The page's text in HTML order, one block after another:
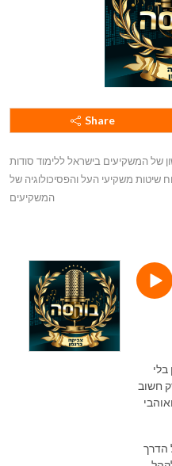
Share
של המשקיעים בישראל ללימוד סודות
שיטות משקיעי העל והפסיכולוגיה של
המשקיעים
חשוב
הדרך